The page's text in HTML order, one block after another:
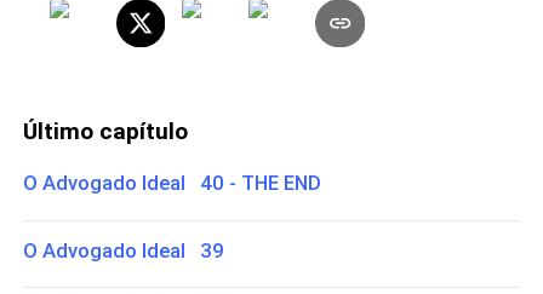
Último capítulo
O Advogado Ideal 40 - THE END
O Advogado Ideal 39